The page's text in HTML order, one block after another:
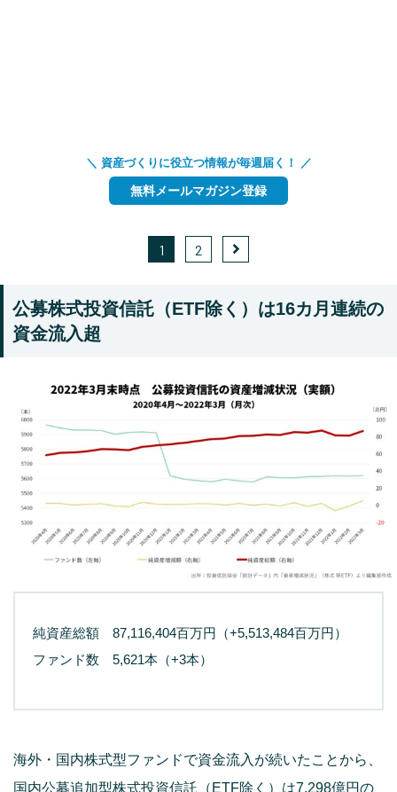
＼ 資産づくりに役立つ情報が毎週届く！ ／
無料メールマガジン登録
1 2
公募株式投資信託（ETF除く）は16カ月連続の
資金流入超
純資産総額 87,116,404百万円（+5,513,484百万円）
ファンド数 5,621本（+3本）
海外・国内株式型ファンドで資金流入が続いたことから、
国内公募追加型株式投資信託（ETF除く）は7,298億円の